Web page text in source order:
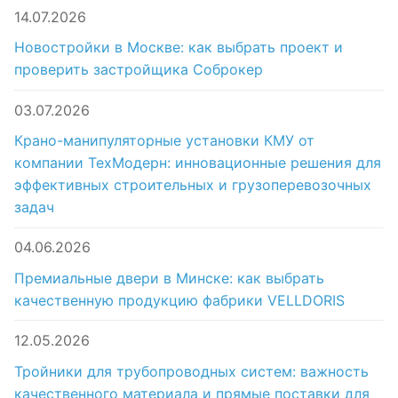
14.07.2026
Новостройки в Москве: как выбрать проект и
проверить застройщика Соброкер
03.07.2026
Крано-манипуляторные установки КМУ от
компании ТехМодерн: инновационные решения для
эффективных строительных и грузоперевозочных
задач
04.06.2026
Премиальные двери в Минске: как выбрать
качественную продукцию фабрики VELLDORIS
12.05.2026
Тройники для трубопроводных систем: важность
качественного материала и прямые поставки для